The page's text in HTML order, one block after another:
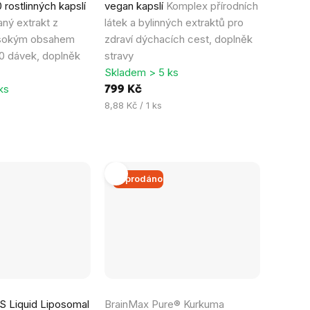
rostlinných kapslí
extrakt z
obsahem
dávek, doplněk
vegan kapslí Komplex přírodních
látek a bylinných extraktů pro
zdraví dýchacích cest, doplněk
stravy
Skladem > 5 ks
799 Kč
Měrná
8,88 Kč / 1 ks
Liquid Liposomal
Vyprodáno
BrainMax Pure® Kurkuma